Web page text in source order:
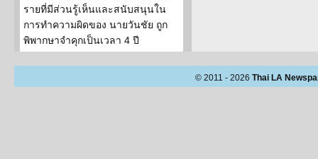
รายที่มีส่วนรู้เห็นและสนับสนุนใน
การทำความผิดของ นายวันชัย ถูก
พิพากษาจำคุกเป็นเวลา 4 ปี
© 2011 - 2026 Thai LA